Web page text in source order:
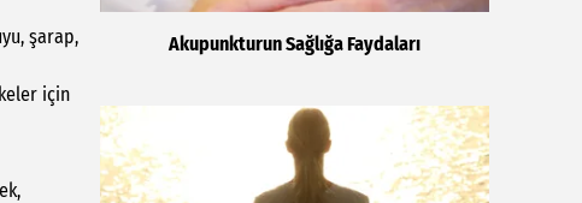
şarap,
için
Akupunkturun Sağlığa Faydaları